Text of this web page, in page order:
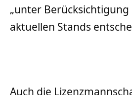
„unter Berücksichtigung
aktuellen Stands
Auch die